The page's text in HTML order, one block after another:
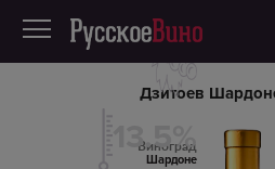
Дзитоев
Виноград
Шардоне
13.5%